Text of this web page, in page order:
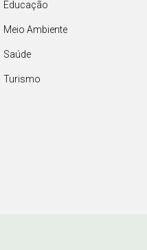
Educação
Meio Ambiente
Saúde
Turismo